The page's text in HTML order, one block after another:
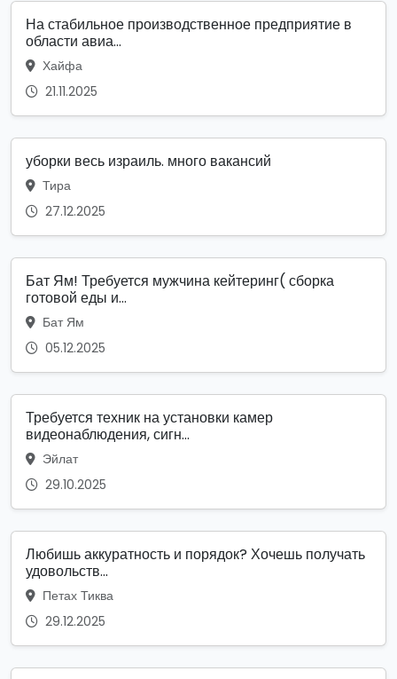
На стабильное производственное предприятие в
области авиа...
Хайфа
21.11.2025
уборки весь израиль. много вакансий
Тира
27.12.2025
Бат Ям! Требуется мужчина кейтеринг( сборка
готовой еды и...
Бат Ям
05.12.2025
Требуется техник на установки камер
видеонаблюдения, сигн...
Эйлат
29.10.2025
Любишь аккуратность и порядок? Хочешь получать
удовольств...
Петах Тиква
29.12.2025